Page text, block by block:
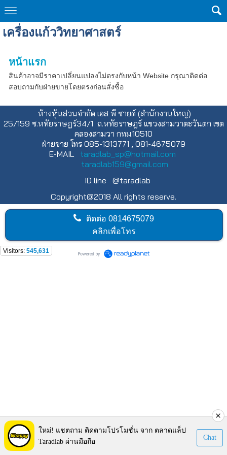
เครื่องแก้ววิทยาศาสตร์
หน้าแรก
สินค้าอาจมีราคาเปลี่ยนแปลงไม่ตรงกับหน้า Website กรุณาติดต่อ
สอบถามกับฝ่ายขายโดยตรงก่อนสั่งซื้อ
ห้างหุ้นส่วนจำกัด เอส พี ซายด์ (สำนักงานใหญ่)
25/159 ซ.หทัยราษฎร์34/1 ถ.หทัยราษฎร์ แขวงสามวาตะวันตก เขต
คลองสามวา กทม.10510
ฝ่ายขาย โทร 085-1313771 , 081-4675079
E-MAIL taradlab_sp@hotmail.com
taradlab159@gmail.com
ID line @taradlab
Copyright@2018 All rights reserve.
ติดต่อ0814675079
คลิกเพื่อโทร
Visitors: 545,631
ใหม่! แชตถาม ติดตามโปรโมชั่น จาก ตลาดแล็ป
Taradlab ผ่านมือถือ
Chat